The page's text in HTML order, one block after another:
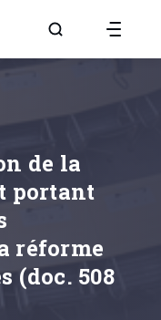
Aller à la page
de la
portant
réforme
(doc. 508